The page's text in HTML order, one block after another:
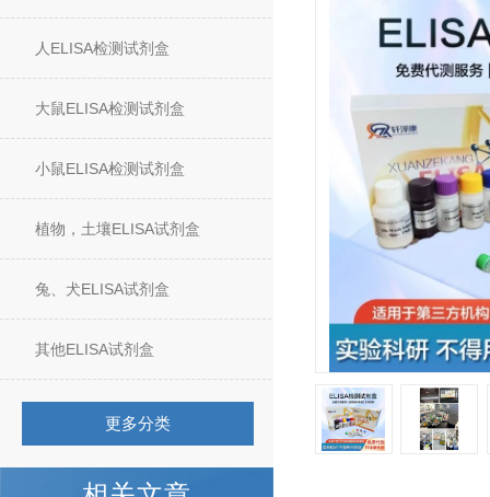
人ELISA检测试剂盒
大鼠ELISA检测试剂盒
小鼠ELISA检测试剂盒
植物，土壤ELISA试剂盒
兔、犬ELISA试剂盒
其他ELISA试剂盒
更多分类